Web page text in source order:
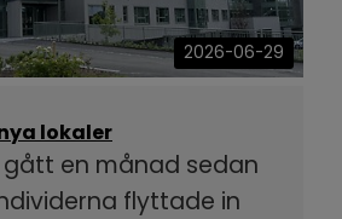
2026-06-29
lokaler
gått en månad sedan
flyttade in